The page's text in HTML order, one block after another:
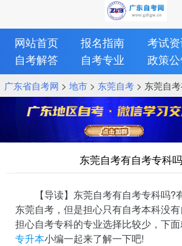
网站首页 报名指南 考试
自考解答
自考专业 政策
广东省自考网 > 地市> 东莞自考> 东莞自考
东莞自考有自考专科
【导读】东莞自考有自考专科吗?
东莞自考，但是担心只有自考本科没
担心自考专科的专业选择比较少，下
专升本小编一起来了解一下吧!